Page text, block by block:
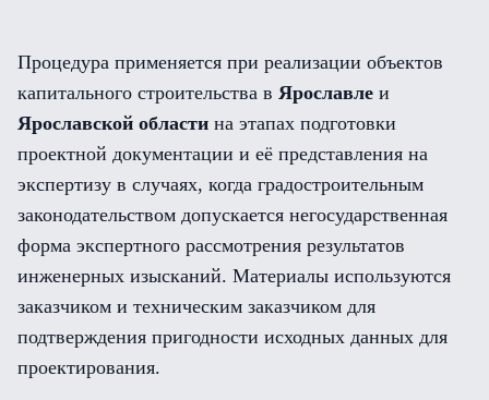
Процедура применяется при реализации объектов
капитального строительства в Ярославле и
Ярославской области на этапах подготовки
проектной документации и её представления на
экспертизу в случаях, когда градостроительным
законодательством допускается негосударственная
форма экспертного рассмотрения результатов
инженерных изысканий. Материалы используются
заказчиком и техническим заказчиком для
подтверждения пригодности исходных данных для
проектирования.